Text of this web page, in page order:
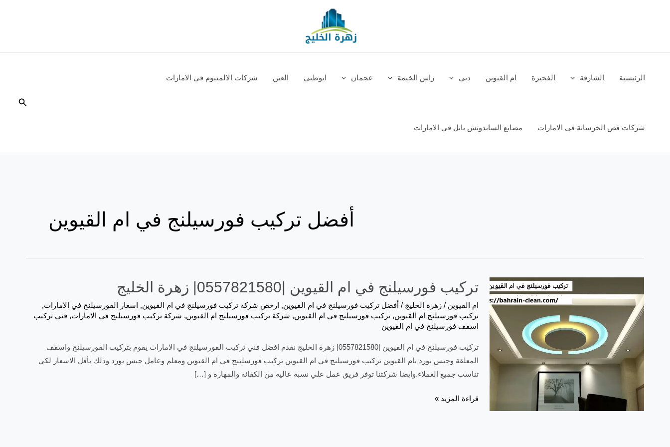
الرئيسية الشارقة الفجيرة ام القيوين دبي راس الخيمة عجمان ابوظبي العين شركات الالمنيوم في الامارات
شركات قص الخرسانة في الامارات مصانع الساندوتش بانل في الامارات
البحث
أفضل تركيب فورسيلنج في ام القيوين
تركيب فورسيلنج في ام القيوين |0557821580| زهرة الخليج
ام القيوين /زهرة الخليج/ أفضل تركيب فورسيلنج في ام القيوين, ارخص شركة تركيب فورسيلنج في ام القيوين, اسعار الفورسيلنج في الامارات,
تركيب فورسيلنج ام القيوين,تركيب فورسيلنج في ام القيوين, شركة تركيب فورسيلنج ام القيوين, شركة تركيب فورسيلنج في الامارات, فني تركيب
اسقف فورسيلنج في ام القيوين
تركيب فورسيلنج في ام القيوين |0557821580| زهرة الخليج نقدم افضل فني تركيب الفورسيلنج في الامارات يقوم بتركيب الفورسيلنج واسقف
المعلقة وجبس بورد بام القيوين تركيب فورسيلنج في ام القيوين تركيب فورسلينج في ام القيوين ومعلم وعامل جبس بورد وذلك بأقل الاسعار لكي
تناسب جميع العملاء.وايضا شركتنا توفر فريق عمل علي نسبه عاليه من الكفائه والمهاره و […]
قراءة المزيد »